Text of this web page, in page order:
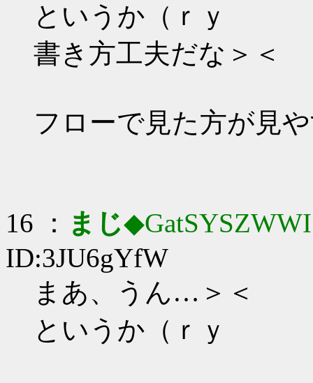
というか（ｒｙ
書き方工夫だな＞＜
フローで見た方が見
16 ： まじ◆GatSYSZWWI
ID:3JU6gYfW
まあ、うん…＞＜
というか（ｒｙ